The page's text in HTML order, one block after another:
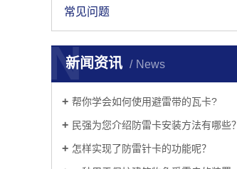
常见问题
新闻资讯 News
N
帮你学会如何使用避雷带的瓦卡?
民强为您介绍防雷卡安装方法有哪些？
怎样实现了防雷针卡的功能呢？